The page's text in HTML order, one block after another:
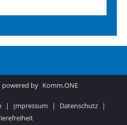
powered by Komm.ONE
| Impressum | Datenschutz
|